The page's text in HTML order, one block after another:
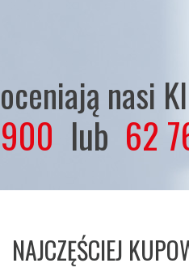
nasi
lub 62
NAJCZĘŚCIEJ